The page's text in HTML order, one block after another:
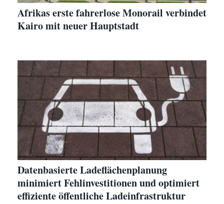
Afrikas erste fahrerlose Monorail verbindet
Kairo mit neuer Hauptstadt
Datenbasierte Ladeflächenplanung
minimiert Fehlinvestitionen und optimiert
effiziente öffentliche Ladeinfrastruktur